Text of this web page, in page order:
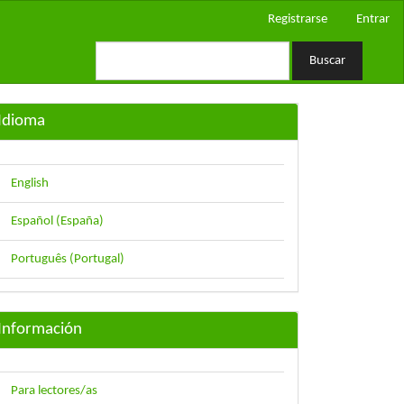
Registrarse Entrar
Buscar
English
Español (España)
Português (Portugal)
Información
Para lectores/as